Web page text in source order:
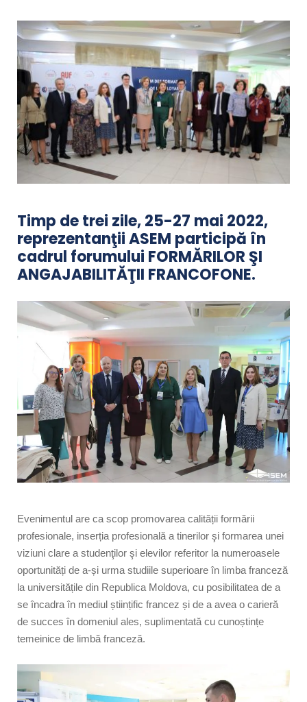
Timp de trei zile, 25-27 mai 2022,
reprezentanţii ASEM participă în
cadrul forumului FORMĂRILOR ŞI
ANGAJABILITĂŢII FRANCOFONE.
Evenimentul are ca scop promovarea calității formării
profesionale, inserția profesională a tinerilor şi formarea unei
viziuni clare a studenţilor şi elevilor referitor la numeroasele
oportunități de a-și urma studiile superioare în limba franceză
la universitățile din Republica Moldova, cu posibilitatea de a
se încadra în mediul științific francez și de a avea o carieră
de succes în domeniul ales, suplimentată cu cunoștințe
temeinice de limbă franceză.